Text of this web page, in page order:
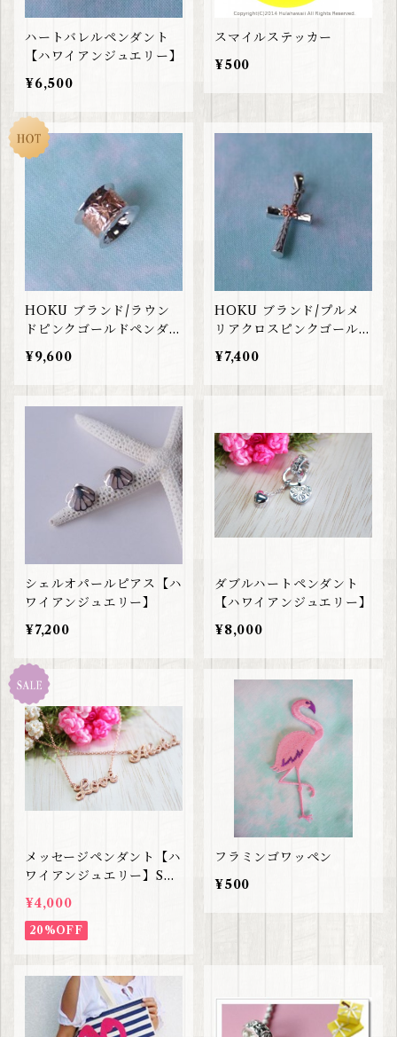
ハートバレルペンダント
【ハワイアンジュエリー】
¥6,500
スマイルステッカー
¥500
HOKU ブランド/ラウン
ドピンクゴールドペンダン
ト【ハワイアンジュエリ
ー】
¥9,600
HOKU ブランド/プルメ
リアクロスピンクゴールド
ペンダント【ハワイアンジ
ュエリー】
¥7,400
シェルオパールピアス【ハ
ワイアンジュエリー】
¥7,200
ダブルハートペンダント
【ハワイアンジュエリー】
¥8,000
メッセージペンダント【ハ
ワイアンジュエリー】SAL
E
¥4,000
20%OFF
フラミンゴワッペン
¥500